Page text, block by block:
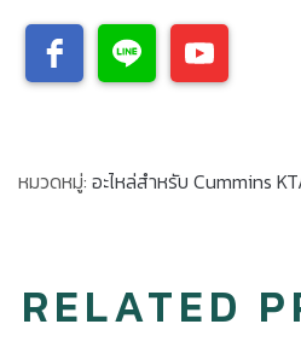
หมวดหมู่: อะไหล่สำหรับ Cummins
RELATED